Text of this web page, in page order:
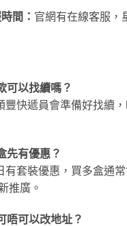
間： 官網有在線客服，
可以找續嗎？
豐快遞員會準備好找續
先有優惠？
有套裝優惠，買多盒通
推廣。
唔可以改地址？